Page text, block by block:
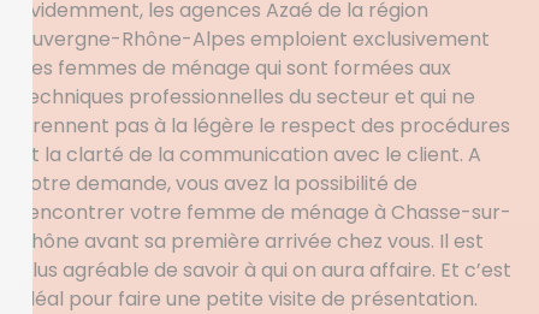
Evidemment, les agences Azaé de la région
Auvergne-Rhône-Alpes emploient exclusivement
des femmes de ménage qui sont formées aux
techniques professionnelles du secteur et qui ne
prennent pas à la légère le respect des procédures
et la clarté de la communication avec le client. A
votre demande, vous avez la possibilité de
rencontrer votre femme de ménage à Chasse-sur-
Rhône avant sa première arrivée chez vous. Il est
plus agréable de savoir à qui on aura affaire. Et c’est
idéal pour faire une petite visite de présentation.